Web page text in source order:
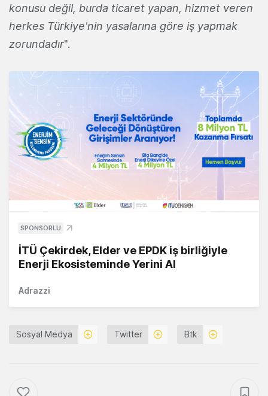
konusu değil, burda ticaret yapan, hizmet veren
herkes Türkiye'nin yasalarına göre iş yapmak
zorundadır".
SPONSORLU
İTÜ Çekirdek, Elder ve EPDK iş birliğiyle
Enerji Ekosisteminde Yerini Al
Adrazzi
Sosyal Medya Twitter Btk